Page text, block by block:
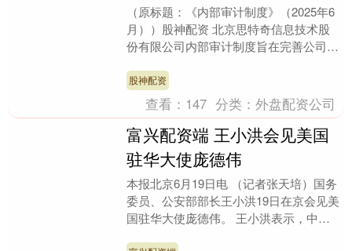
（原标题：《内部审计制度》（2025年6
月））股神配资 北京思特奇信息技术股
份有限公司内部审计制度旨在完善公司治
量，防范风险....
股神配资
查看： 147 分类：外盘配资公司
富兴配资端 王小洪会见美国
驻华大使庞德伟
本报北京6月19日电 （记者张天培）国务
委员、公安部部长王小洪19日在京会见美
国驻华大使庞德伟。 王小洪表示，中方